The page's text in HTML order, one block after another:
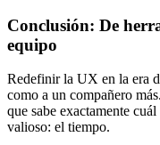
Conclusión: De
equipo
Redefinir la UX en la era
como a un compañero
que sabe exactamente
valioso: el tiempo.